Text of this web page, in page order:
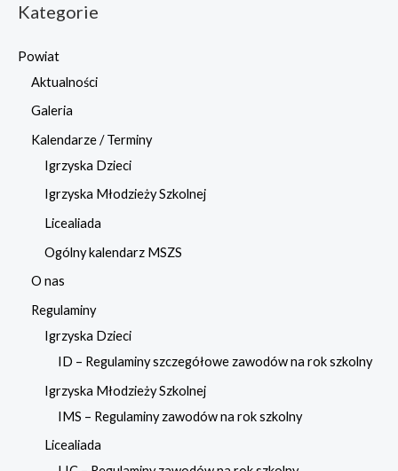
Kategorie
Powiat
Aktualności
Galeria
Kalendarze / Terminy
Igrzyska Dzieci
Igrzyska Młodzieży Szkolnej
Licealiada
Ogólny kalendarz MSZS
O nas
Regulaminy
Igrzyska Dzieci
ID – Regulaminy szczegółowe zawodów na rok szkolny
Igrzyska Młodzieży Szkolnej
IMS – Regulaminy zawodów na rok szkolny
Licealiada